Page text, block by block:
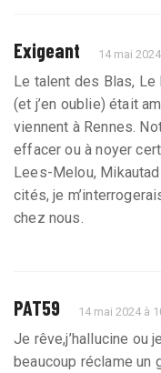
Exigeant 14 mai
Le talent des Blas, Le
(et j’en oublie) était
viennent à Rennes.
effacer ou à noyer
Lees-Melou,
cités, je
chez nous.
PAT59 14 mai 2024 à
Je rêve,j’hallucine ou
beaucoup réclame un